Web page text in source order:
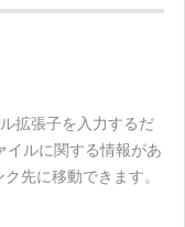
拡張子を入力するだ
イルに関する情報があ
先に移動できます。